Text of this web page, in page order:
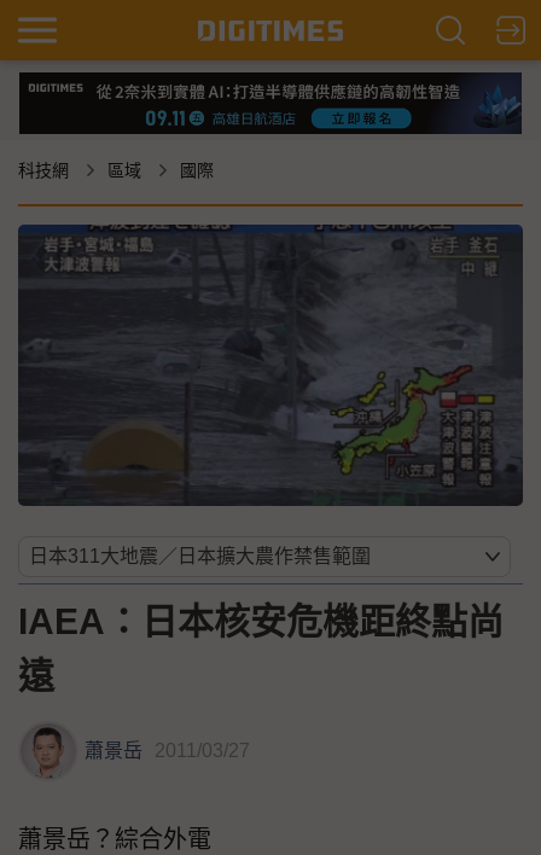
科技網 區域 國際
IAEA：日本核安危機距終點尚
遠
蕭景岳 2011/03/27
蕭景岳？綜合外電